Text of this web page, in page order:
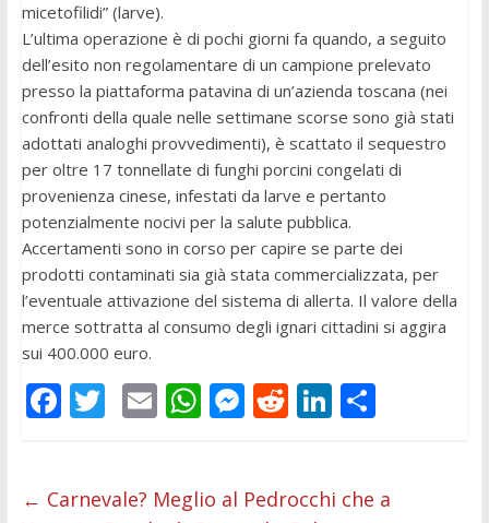
micetofilidi” (larve).
L’ultima operazione è di pochi giorni fa quando, a seguito
dell’esito non regolamentare di un campione prelevato
presso la piattaforma patavina di un’azienda toscana (nei
confronti della quale nelle settimane scorse sono già stati
adottati analoghi provvedimenti), è scattato il sequestro
per oltre 17 tonnellate di funghi porcini congelati di
provenienza cinese, infestati da larve e pertanto
potenzialmente nocivi per la salute pubblica.
Accertamenti sono in corso per capire se parte dei
prodotti contaminati sia già stata commercializzata, per
l’eventuale attivazione del sistema di allerta. Il valore della
merce sottratta al consumo degli ignari cittadini si aggira
sui 400.000 euro.
F
b
T
er
E
l
W
s
M
e
R
di
Li
e
C
di
← Carnevale? Meglio al Pedrocchi che a